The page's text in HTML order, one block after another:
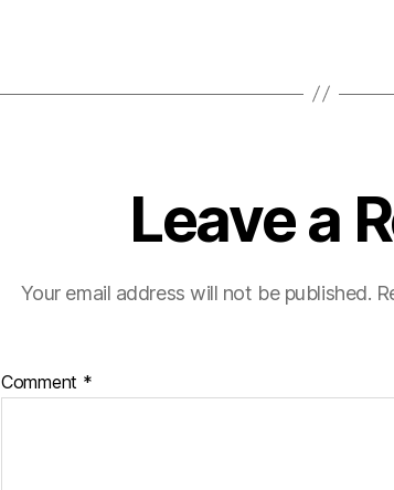
Leave a
Your email address will not be published.
Comment *